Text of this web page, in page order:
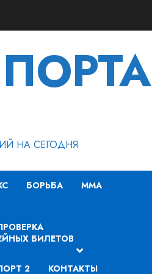
НА СЕГОДНЯ
БОРЬБА MMA
БИЛЕТОВ
2 КОНТАКТЫ